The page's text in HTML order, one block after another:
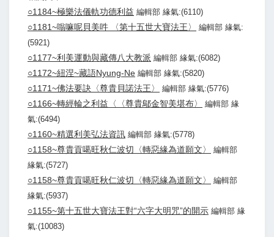
○1184~極樂法儀軌功德利益 編輯部 緣氣:(6110)
○1181~嗡嘛呢貝美吽 〈第十五世大寶法王〉
編輯部 緣氣:
(5921)
○1177~利美運動與藏傳八大教派 編輯部 緣氣:(6082)
○1172~紐涅~藏語Nyung-Ne 編輯部 緣氣:(5820)
○1171~佛法要訣〈尊貴貝諾法王〉 編輯部 緣氣:(5776)
○1166~轉經輪之利益〈〈尊貴鄔金智美堪布〉
編輯部 緣
氣:(6494)
○1160~精選利美弘法資訊 編輯部 緣氣:(5778)
○1158~尊貴貢噶旺秋仁波切〈轉惡緣為道願文〉
編輯部
緣氣:(5727)
○1158~尊貴貢噶旺秋仁波切〈轉惡緣為道願文〉
編輯部
緣氣:(5937)
○1155~第十五世大寶法王對“六字大明咒”的開示 編輯部 緣
氣:(10083)